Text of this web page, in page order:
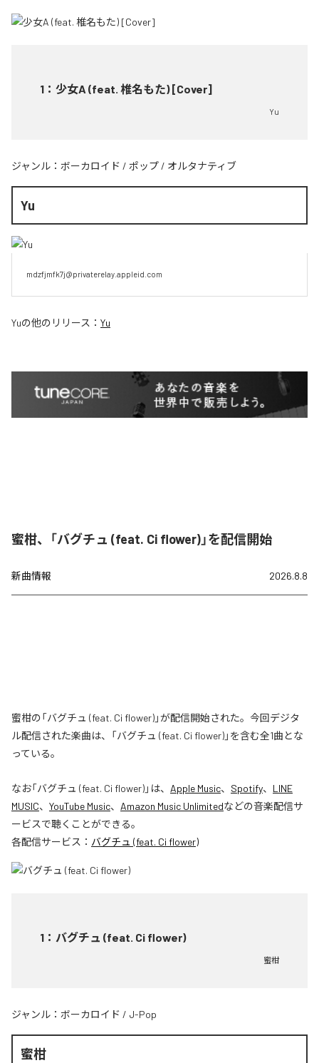
1 ： 少女A (feat. 椎名もた) [Cover]
Yu
ジャンル： ボーカロイド / ポップ / オルタナティブ
Yu
mdzfjmfk7j@privaterelay.appleid.com
Yuの他のリリース： Yu
蜜柑、「バグチュ (feat. Ci flower)」を配信開始
新曲情報 2026.8.8
蜜柑の「バグチュ (feat. Ci flower)」が配信開始された。今回デジタ
ル配信された楽曲は、「バグチュ (feat. Ci flower)」を含む全1曲とな
っている。
なお「バグチュ (feat. Ci flower)」は、 Apple Music、 Spotify、 LINE
MUSIC、 YouTube Music、 Amazon Music Unlimitedなどの音楽配信サ
ービスで聴くことができる。
各配信サービス： バグチュ (feat. Ci flower)
1 ： バグチュ (feat. Ci flower)
蜜柑
ジャンル： ボーカロイド / J-Pop
蜜柑